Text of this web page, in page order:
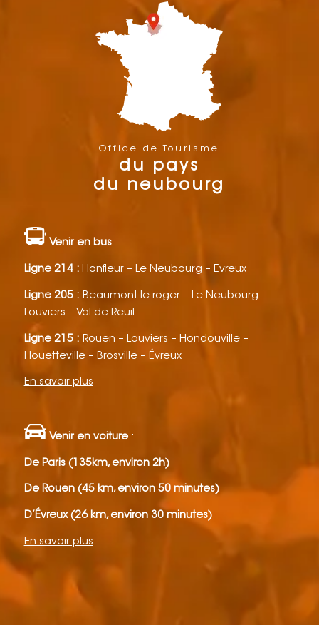
Office de Tourisme
du pays
du neubourg
Venir en bus:
Ligne 214 : Honfleur – Le Neubourg – Evreux
Ligne 205 : Beaumont-le-roger – Le Neubourg –
Louviers – Val-de-Reuil
Ligne 215 : Rouen – Louviers – Hondouville –
Houetteville – Brosville – Évreux
En savoir plus
Venir en voiture:
De Paris (135km, environ 2h)
De Rouen (45 km, environ 50 minutes)
D’Évreux (26 km, environ 30 minutes)
En savoir plus